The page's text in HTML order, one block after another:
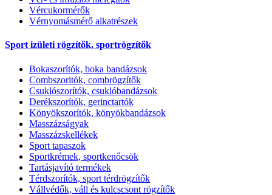
Vércukormérők
Vérnyomásmérő alkatrészek
Sport izületi rögzítők, sportrögzítők
Bokaszorítók, boka bandázsok
Combszoritók, combrögzítők
Csuklószorítók, csuklóbandázsok
Derékszorítók, gerinctartók
Könyökszorítók, könyökbandázsok
Masszázságyak
Masszázskellékek
Sport tapaszok
Sportkrémek, sportkenőcsök
Tartásjavító termékek
Térdszorítók, sport térdrögzítők
Vállvédők, váll és kulcscsont rögzítők